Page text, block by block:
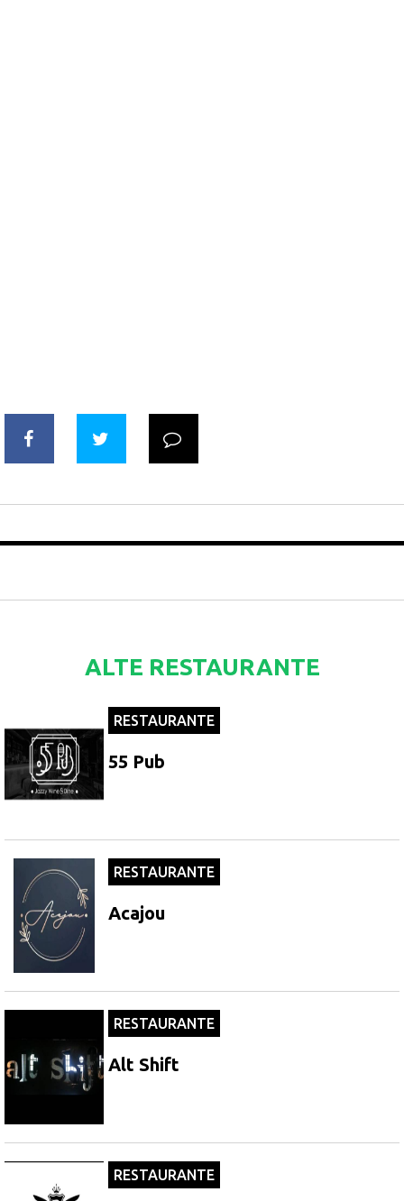
ALTE RESTAURANTE
RESTAURANTE
55 Pub
RESTAURANTE
Acajou
RESTAURANTE
Alt Shift
RESTAURANTE